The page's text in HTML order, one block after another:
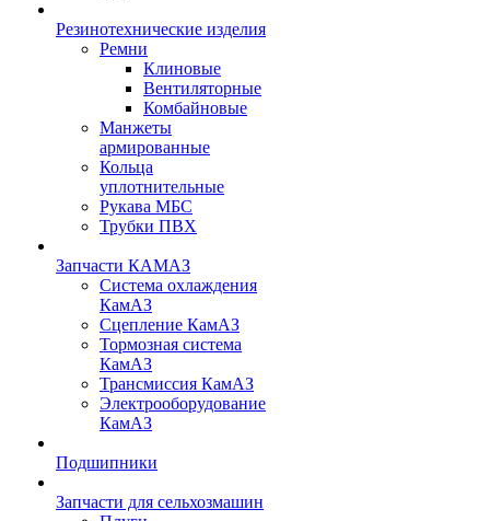
Резинотехнические изделия
Ремни
Клиновые
Вентиляторные
Комбайновые
Манжеты
армированные
Кольца
уплотнительные
Рукава МБС
Трубки ПВХ
Запчасти КАМАЗ
Система охлаждения
КамАЗ
Сцепление КамАЗ
Тормозная система
КамАЗ
Трансмиссия КамАЗ
Электрооборудование
КамАЗ
Подшипники
Запчасти для сельхозмашин